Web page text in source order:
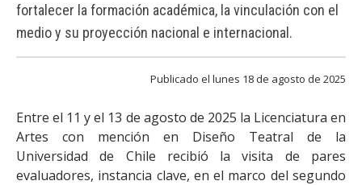
DEPARTAMENTOS
FACULTAD
Académicas/os Egresadas/os
fortalecer la formación académica, la vinculación con el
medio y su proyección nacional e internacional.
Publicado el lunes 18 de agosto de 2025
Entre el 11 y el 13 de agosto de 2025 la Licenciatura en
Artes con mención en Diseño Teatral de la
Universidad de Chile recibió la visita de pares
evaluadores, instancia clave, en el marco del segundo